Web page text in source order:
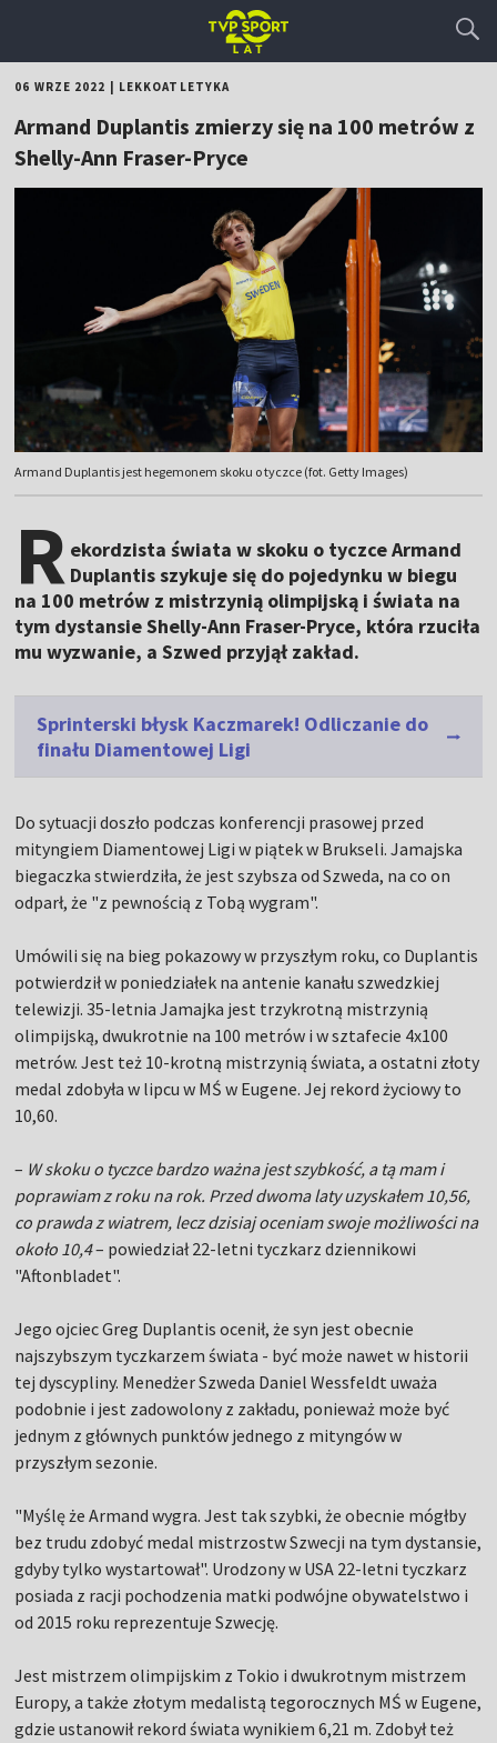
06 WRZE 2022 LEKKOATLETYKA
Armand Duplantis zmierzy się na 100 metrów z
Shelly-Ann Fraser-Pryce
Armand Duplantis jest hegemonem skoku o tyczce (fot. Getty Images)
R ekordzista świata w skoku o tyczce Armand
Duplantis szykuje się do pojedynku w biegu
na 100 metrów z mistrzynią olimpijską i świata na
tym dystansie Shelly-Ann Fraser-Pryce, która rzuciła
mu wyzwanie, a Szwed przyjął zakład.
Sprinterski błysk Kaczmarek! Odliczanie do
finału Diamentowej Ligi
Do sytuacji doszło podczas konferencji prasowej przed
mityngiem Diamentowej Ligi w piątek w Brukseli. Jamajska
biegaczka stwierdziła, że jest szybsza od Szweda, na co on
odparł, że "z pewnością z Tobą wygram".
Umówili się na bieg pokazowy w przyszłym roku, co Duplantis
potwierdził w poniedziałek na antenie kanału szwedzkiej
telewizji. 35-letnia Jamajka jest trzykrotną mistrzynią
olimpijską, dwukrotnie na 100 metrów i w sztafecie 4x100
metrów. Jest też 10-krotną mistrzynią świata, a ostatni złoty
medal zdobyła w lipcu w MŚ w Eugene. Jej rekord życiowy to
10,60.
– W skoku o tyczce bardzo ważna jest szybkość, a tą mam i
poprawiam z roku na rok. Przed dwoma laty uzyskałem 10,56,
co prawda z wiatrem, lecz dzisiaj oceniam swoje możliwości na
około 10,4– powiedział 22-letni tyczkarz dziennikowi
"Aftonbladet".
Jego ojciec Greg Duplantis ocenił, że syn jest obecnie
najszybszym tyczkarzem świata - być może nawet w historii
tej dyscypliny. Menedżer Szweda Daniel Wessfeldt uważa
podobnie i jest zadowolony z zakładu, ponieważ może być
jednym z głównych punktów jednego z mityngów w
przyszłym sezonie.
"Myślę że Armand wygra. Jest tak szybki, że obecnie mógłby
bez trudu zdobyć medal mistrzostw Szwecji na tym dystansie,
gdyby tylko wystartował". Urodzony w USA 22-letni tyczkarz
posiada z racji pochodzenia matki podwójne obywatelstwo i
od 2015 roku reprezentuje Szwecję.
Jest mistrzem olimpijskim z Tokio i dwukrotnym mistrzem
Europy, a także złotym medalistą tegorocznych MŚ w Eugene,
gdzie ustanowił rekord świata wynikiem 6,21 m. Zdobył też